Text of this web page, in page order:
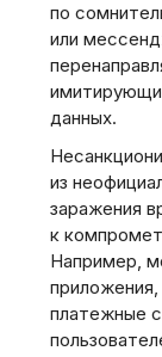
по
или
данных.
из
заражения
к
Например,
платежные